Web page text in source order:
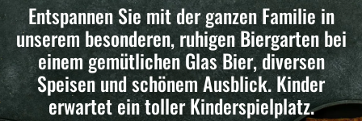
Entspannen Sie mit der ganzen Familie in
unserem besonderen, ruhigen Biergarten bei
einem gemütlichen Glas Bier, diversen
Speisen und schönem Ausblick. Kinder
erwartet ein toller Kinderspielplatz.